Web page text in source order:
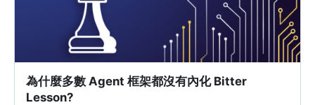
為什麼多數 Agent 框架都沒有內化 Bitter
Lesson?